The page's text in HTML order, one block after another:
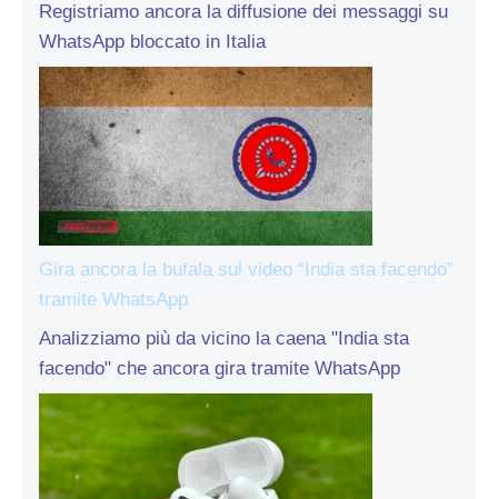
Registriamo ancora la diffusione dei messaggi su
WhatsApp bloccato in Italia
Gira ancora la bufala sul video “India sta facendo”
tramite WhatsApp
Analizziamo più da vicino la caena "India sta
facendo" che ancora gira tramite WhatsApp